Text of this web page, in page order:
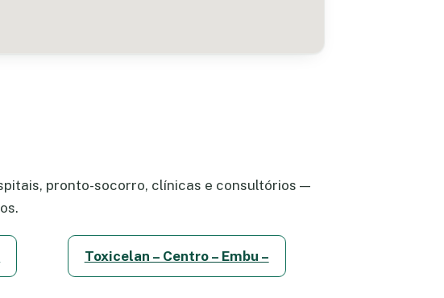
pronto-socorro, clínicas e consultórios —
Toxicelan – Centro – Embu –